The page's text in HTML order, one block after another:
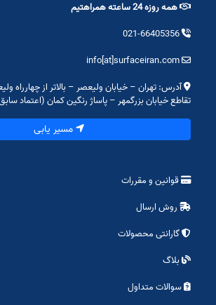
همه روزه 24 ساعته همراهتیم
021-66405356
آدرس: تهران – خیابان ولیعصر – بالاتر از چهارراه
تقاطع خیابان بزرگمهر – پاساژ رنگین کمان (اعتماد سابق) –
مسیر یابی
قوانین و مقررات
روش ارسال
گارانتی محصولات
بلاگ
سوالات متداول